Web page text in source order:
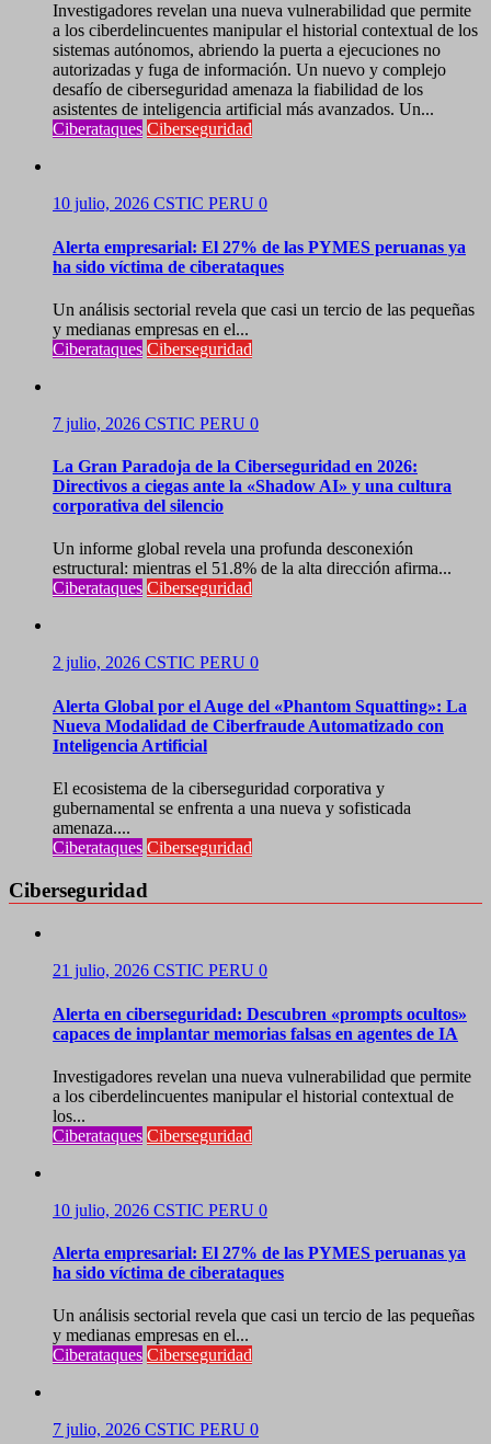
Investigadores revelan una nueva vulnerabilidad que permite
a los ciberdelincuentes manipular el historial contextual de los
sistemas autónomos, abriendo la puerta a ejecuciones no
autorizadas y fuga de información. Un nuevo y complejo
desafío de ciberseguridad amenaza la fiabilidad de los
asistentes de inteligencia artificial más avanzados. Un...
Ciberataques Ciberseguridad
10 julio, 2026 CSTIC PERU 0
Alerta empresarial: El 27% de las PYMES peruanas ya
ha sido víctima de ciberataques
Un análisis sectorial revela que casi un tercio de las pequeñas
y medianas empresas en el...
Ciberataques Ciberseguridad
7 julio, 2026 CSTIC PERU 0
La Gran Paradoja de la Ciberseguridad en 2026:
Directivos a ciegas ante la «Shadow AI» y una cultura
corporativa del silencio
Un informe global revela una profunda desconexión
estructural: mientras el 51.8% de la alta dirección afirma...
Ciberataques Ciberseguridad
2 julio, 2026 CSTIC PERU 0
Alerta Global por el Auge del «Phantom Squatting»: La
Nueva Modalidad de Ciberfraude Automatizado con
Inteligencia Artificial
El ecosistema de la ciberseguridad corporativa y
gubernamental se enfrenta a una nueva y sofisticada
amenaza....
Ciberataques Ciberseguridad
Ciberseguridad
21 julio, 2026 CSTIC PERU 0
Alerta en ciberseguridad: Descubren «prompts ocultos»
capaces de implantar memorias falsas en agentes de IA
Investigadores revelan una nueva vulnerabilidad que permite
a los ciberdelincuentes manipular el historial contextual de
los...
Ciberataques Ciberseguridad
10 julio, 2026 CSTIC PERU 0
Alerta empresarial: El 27% de las PYMES peruanas ya
ha sido víctima de ciberataques
Un análisis sectorial revela que casi un tercio de las pequeñas
y medianas empresas en el...
Ciberataques Ciberseguridad
7 julio, 2026 CSTIC PERU 0